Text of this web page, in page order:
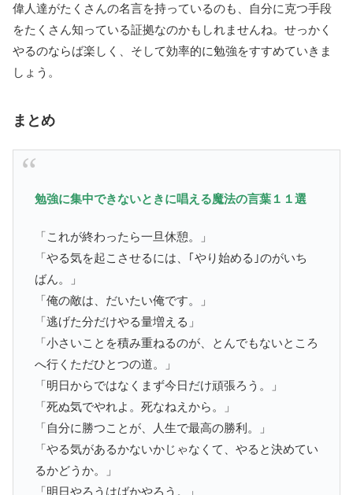
偉人達がたくさんの名言を持っているのも、自分に克つ手段
をたくさん知っている証拠なのかもしれませんね。せっかく
やるのならば楽しく、そして効率的に勉強をすすめていきま
しょう。
まとめ
勉強に集中できないときに唱える魔法の言葉１１選
「これが終わったら一旦休憩。」
「やる気を起こさせるには、｢やり始める｣のがいち
ばん。」
「俺の敵は、だいたい俺です。」
「逃げた分だけやる量増える」
「小さいことを積み重ねるのが、とんでもないところ
へ行くただひとつの道。」
「明日からではなくまず今日だけ頑張ろう。」
「死ぬ気でやれよ。死なねえから。」
「自分に勝つことが、人生で最高の勝利。」
「やる気があるかないかじゃなくて、やると決めてい
るかどうか。」
「明日やろうはばかやろう。」